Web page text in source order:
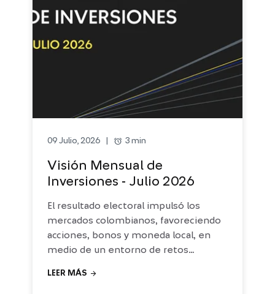
09 Julio, 2026 alarm 3 min
Visión Mensual de
Inversiones - Julio 2026
El resultado electoral impulsó los
mercados colombianos, favoreciendo
acciones, bonos y moneda local, en
medio de un entorno de retos
LEER MÁS arrow_forward